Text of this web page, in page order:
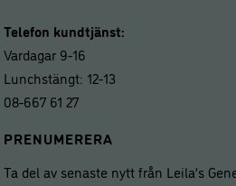
Telefon kundtjänst:
Vardagar 9-16
Lunchstängt: 12-13
08-667 61 27
PRENUMERERA
Ta del av senaste nytt från Leila’s